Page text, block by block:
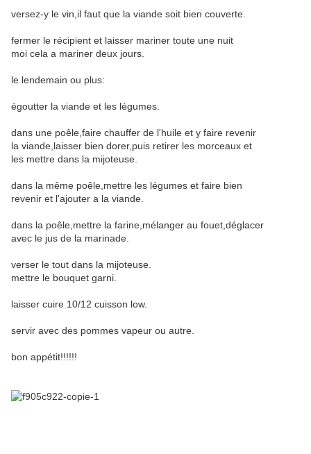
versez-y le vin,il faut que la viande soit bien couverte.
fermer le récipient et laisser mariner toute une nuit
moi cela a mariner deux jours.
le lendemain ou plus:
égoutter la viande et les légumes.
dans une poêle,faire chauffer de l'huile et y faire revenir
la viande,laisser bien dorer,puis retirer les morceaux et
les mettre dans la mijoteuse.
dans la même poêle,mettre les légumes et faire bien
revenir et l'ajouter a la viande.
dans la poêle,mettre la farine,mélanger au fouet,déglacer
avec le jus de la marinade.
verser le tout dans la mijoteuse.
mettre le bouquet garni.
laisser cuire 10/12 cuisson low.
servir avec des pommes vapeur ou autre.
bon appétit!!!!!!